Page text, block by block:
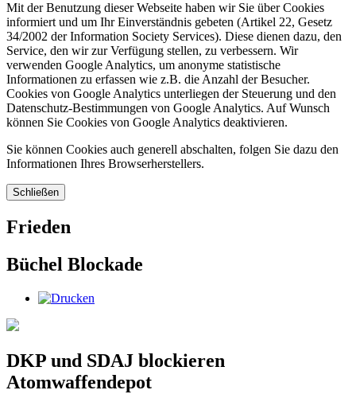
Mit der Benutzung dieser Webseite haben wir Sie über Cookies
informiert und um Ihr Einverständnis gebeten (Artikel 22, Gesetz
34/2002 der Information Society Services). Diese dienen dazu, den
Service, den wir zur Verfügung stellen, zu verbessern. Wir
verwenden Google Analytics, um anonyme statistische
Informationen zu erfassen wie z.B. die Anzahl der Besucher.
Cookies von Google Analytics unterliegen der Steuerung und den
Datenschutz-Bestimmungen von Google Analytics. Auf Wunsch
können Sie Cookies von Google Analytics deaktivieren.
Sie können Cookies auch generell abschalten, folgen Sie dazu den
Informationen Ihres Browserherstellers.
Schließen
Frieden
Büchel Blockade
DKP und SDAJ blockieren
Atomwaffendepot